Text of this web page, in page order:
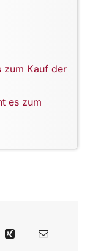
zum Kauf der
es zum